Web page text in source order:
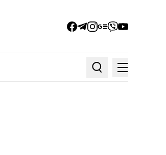
facebook
telegram
instagram
google_news
viberyoutube
Пошук по статтях
Меню